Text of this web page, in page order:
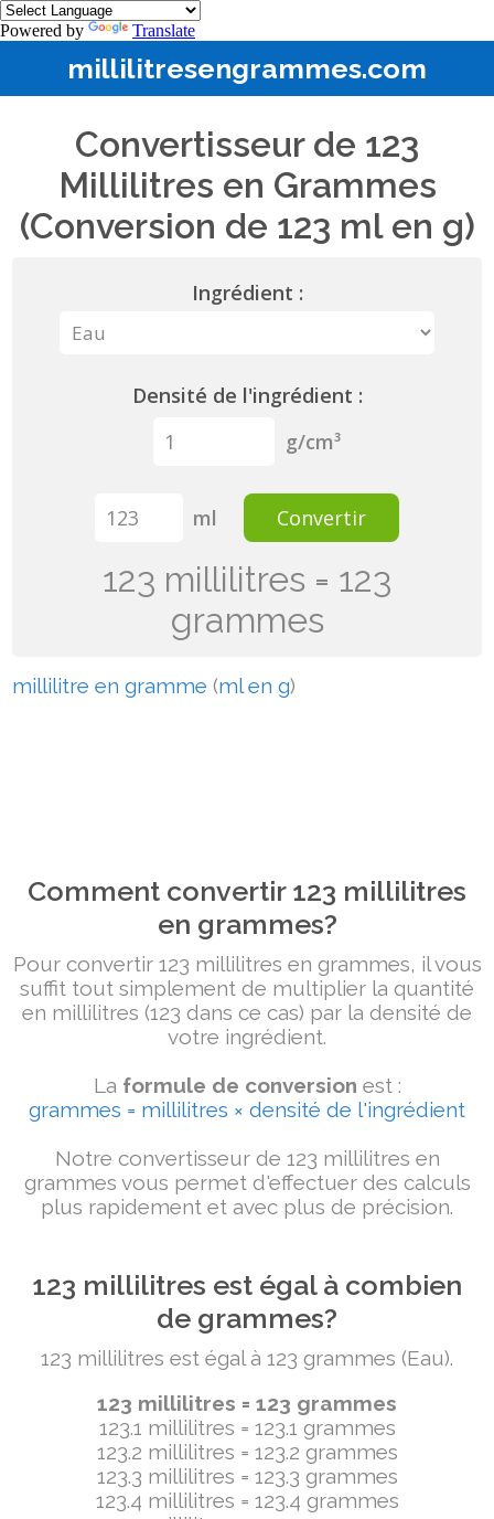
Powered by Translate
millilitresengrammes.com
Convertisseur de 123
Millilitres en Grammes
(Conversion de 123 ml en g)
Ingrédient :
Densité de l'ingrédient :
g/cm³
ml Convertir
123 millilitres = 123
grammes
millilitre en gramme (ml en g)
Comment convertir 123 millilitres
en grammes?
Pour convertir 123 millilitres en grammes, il vous
suffit tout simplement de multiplier la quantité
en millilitres (123 dans ce cas) par la densité de
votre ingrédient.
La formule de conversion est :
grammes = millilitres × densité de l'ingrédient
Notre convertisseur de 123 millilitres en
grammes vous permet d'effectuer des calculs
plus rapidement et avec plus de précision.
123 millilitres est égal à combien
de grammes?
123 millilitres est égal à 123 grammes (Eau).
123 millilitres = 123 grammes
123.1 millilitres = 123.1 grammes
123.2 millilitres = 123.2 grammes
123.3 millilitres = 123.3 grammes
123.4 millilitres = 123.4 grammes